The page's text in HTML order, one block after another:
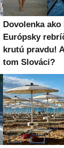
Dovolenka ako
Európsky
krutú pravdu!
tom Slováci?